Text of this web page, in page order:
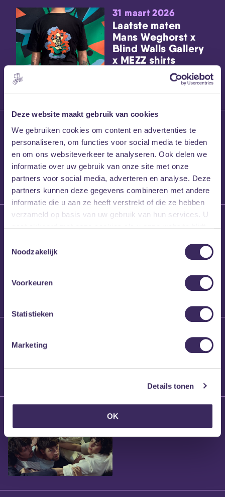
Deze website maakt gebruik van cookies
We gebruiken cookies om content en advertenties te
personaliseren, om functies voor social media te bieden
en om ons websiteverkeer te analyseren. Ook delen we
informatie over uw gebruik van onze site met onze
partners voor social media, adverteren en analyse. Deze
partners kunnen deze gegevens combineren met andere
informatie die u aan ze heeft verstrekt of die ze hebben
verzameld op basis van uw gebruik van hun services. U
Noodzakelijk
Voorkeuren
Statistieken
Marketing
Details tonen
OK
31 maart 2026
Laatste maten
Mans Weghorst x
Blind Walls Gallery
x MEZZ shirts
27 maart 2026
Willem’s Blog:
Frans Kalf
26 maart 2026
Brennt Vanneste
24 maart 2026
Willem’s Blog: Ão